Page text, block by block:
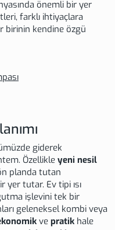
önemli bir yer
farklı ihtiyaçlara
birinin kendine özgü
giderek
Özellikle yeni nesil
planda tutan
yer tutar. Ev tipi ısı
işlevini tek bir
geleneksel kombi veya
ve pratik hale